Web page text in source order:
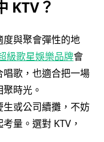
KTV？
與聚會彈性的地
級歌星娛樂品牌會
歌，也適合把一場
時光。
或公司續攤，不妨
量。選對 KTV，